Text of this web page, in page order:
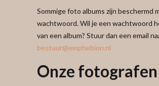
Sommige foto albums zijn beschermd
wachtwoord. Wil je een wachtwoord
van een album? Stuur dan een email
bestuur@emphebion.nl
Onze fotografen